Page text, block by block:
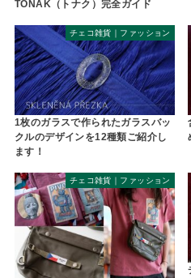
TONAK（トナク）完全ガイド
チェコ雑貨｜ファッション
1枚のガラスで作られたガラスバッ
クルのデザインを12種類ご紹介し
ます！
チェコ雑貨｜ファッション